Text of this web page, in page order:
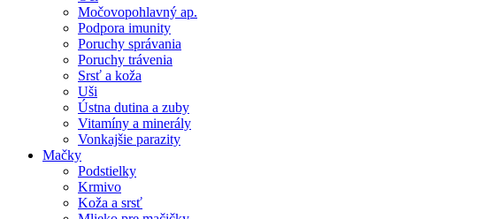
Močovopohlavný ap.
Podpora imunity
Poruchy správania
Poruchy trávenia
Srsť a koža
Uši
Ústna dutina a zuby
Vitamíny a minerály
Vonkajšie parazity
Mačky
Podstielky
Krmivo
Koža a srsť